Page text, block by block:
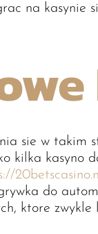
na kasynie
sie w takim
kilka kasyno
do
ktore